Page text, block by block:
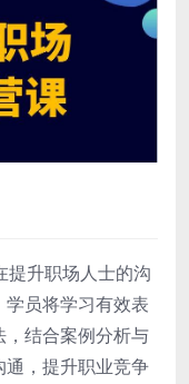
提升职场人士的沟
员将学习有效表
结合案例分析与
，提升职业竞争